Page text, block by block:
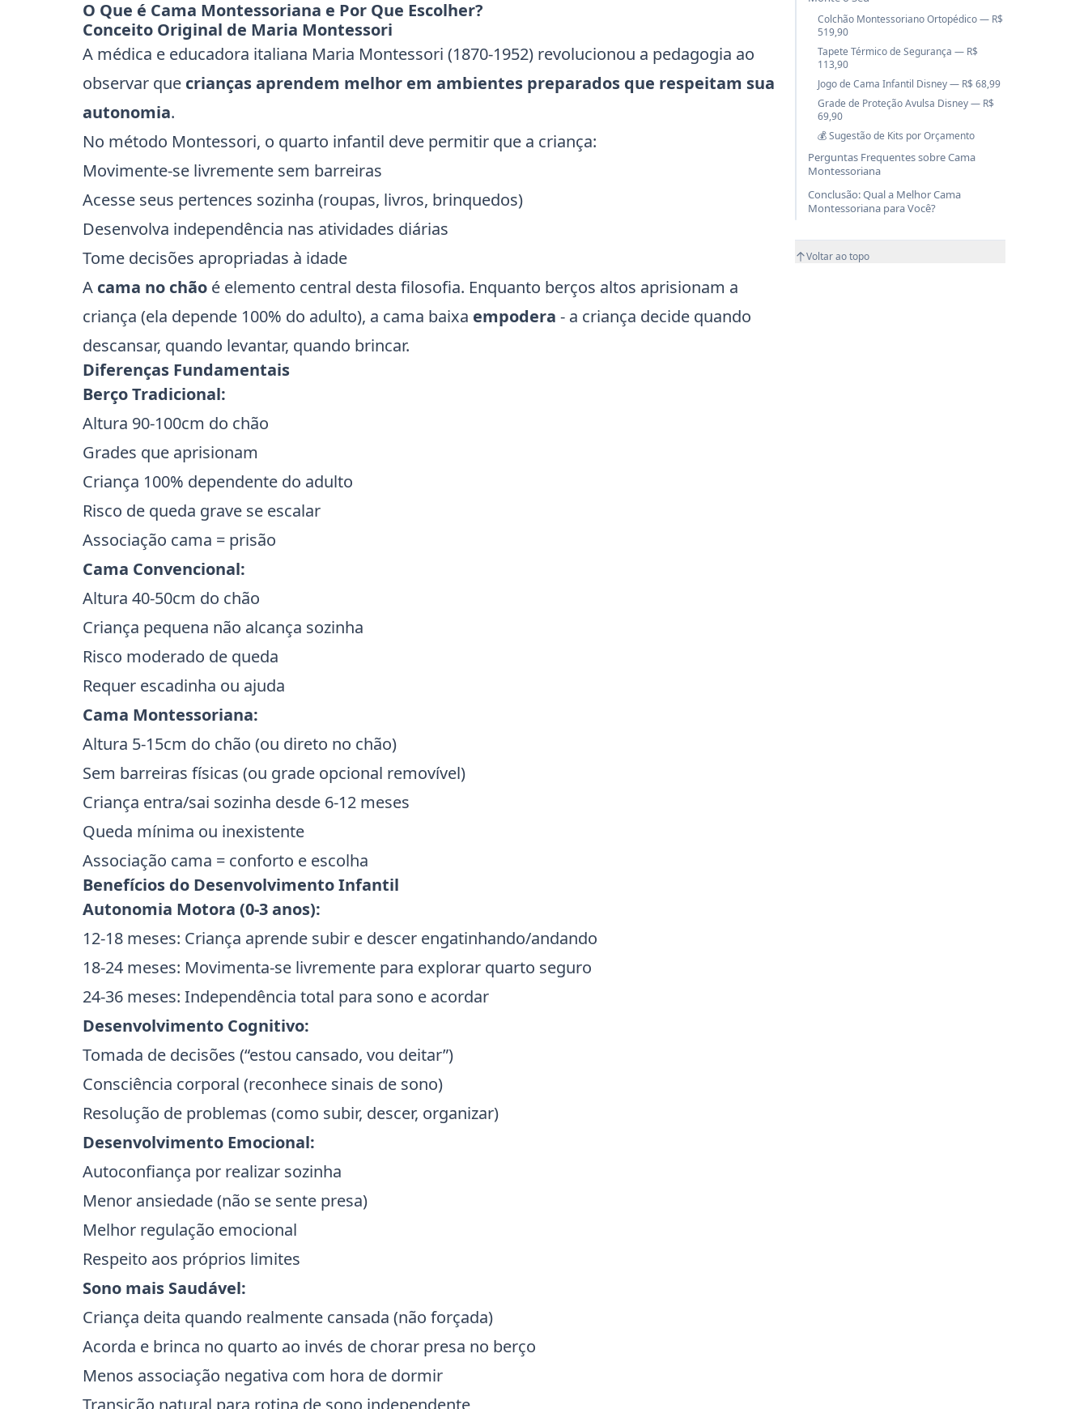
O Que é Cama Montessoriana e Por Que Escolher?
Conceito Original de Maria Montessori
A médica e educadora italiana Maria Montessori (1870-1952) revolucionou a pedagogia ao
observar que crianças aprendem melhor em ambientes preparados que respeitam sua
autonomia.
No método Montessori, o quarto infantil deve permitir que a criança:
Movimente-se livremente sem barreiras
Acesse seus pertences sozinha (roupas, livros, brinquedos)
Desenvolva independência nas atividades diárias
Tome decisões apropriadas à idade
A cama no chão é elemento central desta filosofia. Enquanto berços altos aprisionam a
criança (ela depende 100% do adulto), a cama baixa empodera - a criança decide quando
descansar, quando levantar, quando brincar.
Diferenças Fundamentais
Berço Tradicional:
Altura 90-100cm do chão
Grades que aprisionam
Criança 100% dependente do adulto
Risco de queda grave se escalar
Associação cama = prisão
Cama Convencional:
Altura 40-50cm do chão
Criança pequena não alcança sozinha
Risco moderado de queda
Requer escadinha ou ajuda
Cama Montessoriana:
Altura 5-15cm do chão (ou direto no chão)
Sem barreiras físicas (ou grade opcional removível)
Criança entra/sai sozinha desde 6-12 meses
Queda mínima ou inexistente
Associação cama = conforto e escolha
Benefícios do Desenvolvimento Infantil
Autonomia Motora (0-3 anos):
12-18 meses: Criança aprende subir e descer engatinhando/andando
18-24 meses: Movimenta-se livremente para explorar quarto seguro
24-36 meses: Independência total para sono e acordar
Desenvolvimento Cognitivo:
Tomada de decisões (“estou cansado, vou deitar”)
Consciência corporal (reconhece sinais de sono)
Resolução de problemas (como subir, descer, organizar)
Desenvolvimento Emocional:
Autoconfiança por realizar sozinha
Menor ansiedade (não se sente presa)
Melhor regulação emocional
Respeito aos próprios limites
Sono mais Saudável:
Criança deita quando realmente cansada (não forçada)
Acorda e brinca no quarto ao invés de chorar presa no berço
Menos associação negativa com hora de dormir
Transição natural para rotina de sono independente
Colchão Montessoriano Ortopédico — R$
519,90
Tapete Térmico de Segurança — R$
113,90
Jogo de Cama Infantil Disney — R$ 68,99
Grade de Proteção Avulsa Disney — R$
69,90
💰 Sugestão de Kits por Orçamento
Perguntas Frequentes sobre Cama
Montessoriana
Conclusão: Qual a Melhor Cama
Montessoriana para Você?
Voltar ao topo